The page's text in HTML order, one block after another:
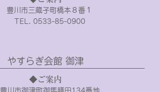
豊川市三蔵子町橋本８番１
TEL. 0533-85-0900
やすらぎ会館 御津
◆ご案内
豊川市御津町御馬膳田134番地